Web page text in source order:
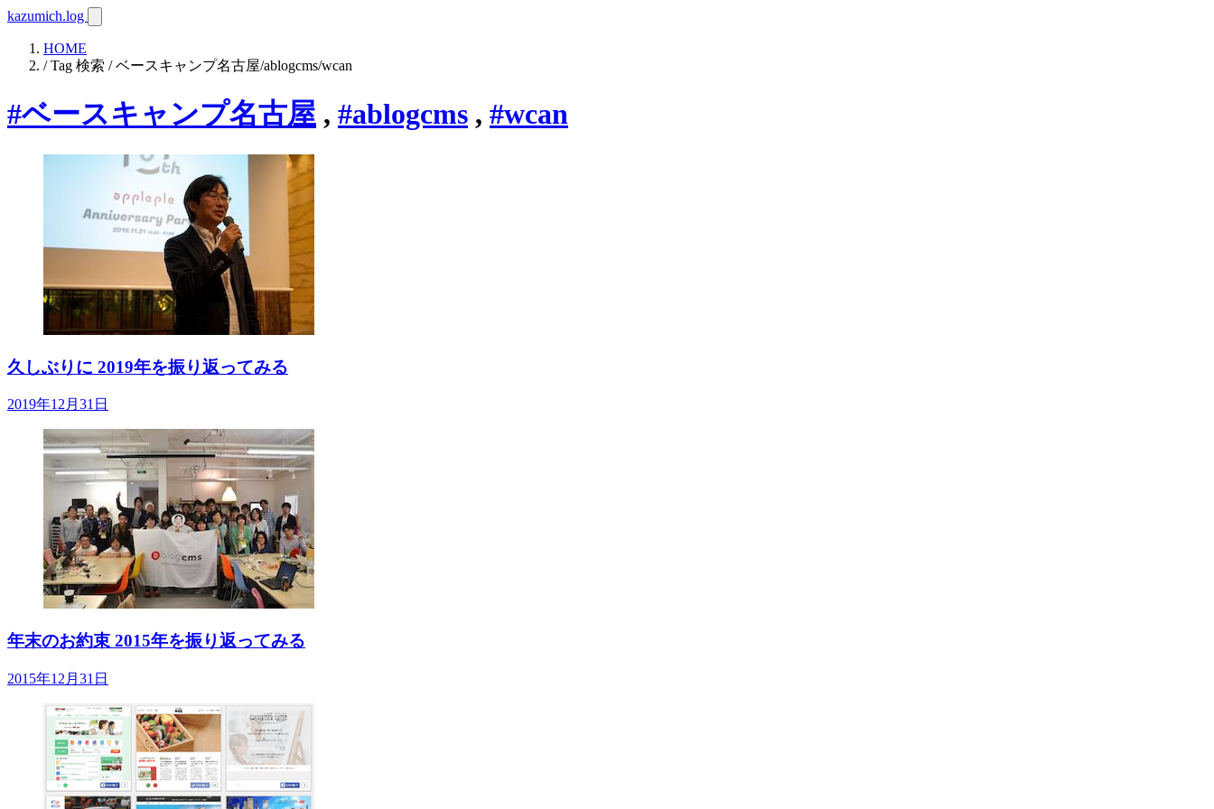
kazumich.log
HOME
/ Tag 検索 / ベースキャンプ名古屋/ablogcms/wcan
#ベースキャンプ名古屋 , #ablogcms , #wcan
久しぶりに 2019年を振り返ってみる
2019年12月31日
年末のお約束 2015年を振り返ってみる
2015年12月31日